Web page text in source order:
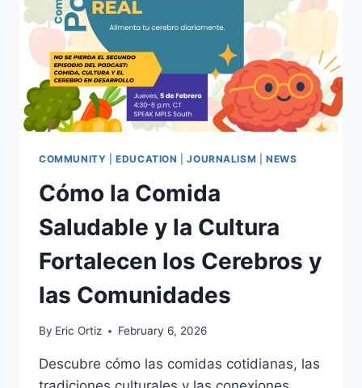
COMMUNITY |EDUCATION |JOURNALISM |NEWS
Cómo la Comida
Saludable y la Cultura
Fortalecen los Cerebros y
las Comunidades
By Eric Ortiz February 6, 2026
Descubre cómo las comidas cotidianas, las